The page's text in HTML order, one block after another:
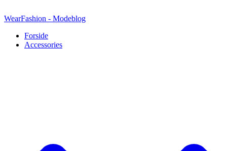
til
WearFashion - Modeblog
Forside
Accessories